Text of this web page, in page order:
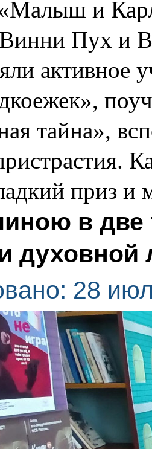
и
Пух и
активное
тайна»,
приз и
в две
духовной
28